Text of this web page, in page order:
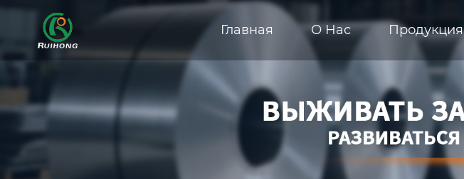
Главная О Hас Продукция